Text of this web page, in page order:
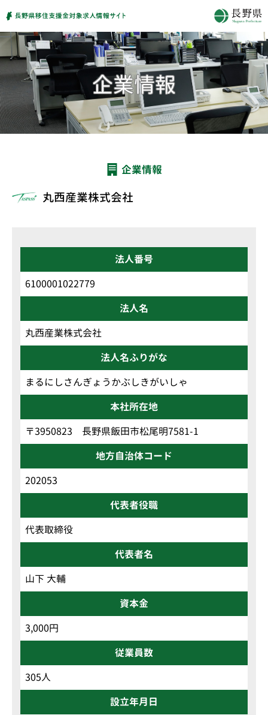
企業情報
丸西産業株式会社
法人番号
6100001022779
法人名
丸西産業株式会社
法人名ふりがな
まるにしさんぎょうかぶしきがいしゃ
本社所在地
〒3950823 長野県飯田市松尾明7581-1
地方自治体コード
202053
代表者役職
代表取締役
代表者名
山下 大輔
資本金
3,000円
従業員数
305人
設立年月日